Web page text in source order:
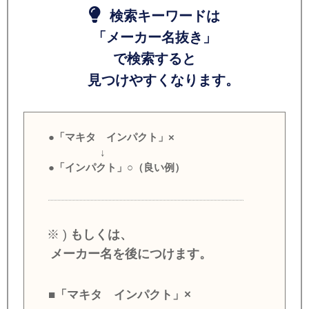
検索キーワードは
「メーカー名抜き」
で検索すると
見つけやすくなります。
●「マキタ インパクト」×
↓
●「インパクト」○（良い例）
※ ) もしくは、
メーカー名を後につけます。
■「マキタ インパクト」×